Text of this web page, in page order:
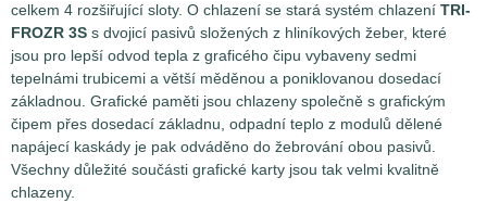
celkem 4 rozšiřující sloty. O chlazení se stará systém chlazení TRI-
FROZR 3S s dvojicí pasivů složených z hliníkových žeber, které
jsou pro lepší odvod tepla z graficého čipu vybaveny sedmi
tepelnámi trubicemi a větší měděnou a poniklovanou dosedací
základnou. Grafické paměti jsou chlazeny společně s grafickým
čipem přes dosedací základnu, odpadní teplo z modulů dělené
napájecí kaskády je pak odváděno do žebrování obou pasivů.
Všechny důležité součásti grafické karty jsou tak velmi kvalitně
chlazeny.